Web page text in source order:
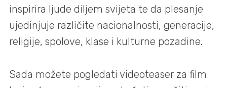
inspirira ljude diljem svijeta te da plesanje
ujedinjuje različite nacionalnosti, generacije,
religije, spolove, klase i kulturne pozadine.
Sada možete pogledati videoteaser za film